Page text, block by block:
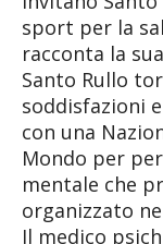
sport per la
racconta la
Santo Rullo
soddisfazioni
con una
Mondo per
mentale che
organizzato
Il medico